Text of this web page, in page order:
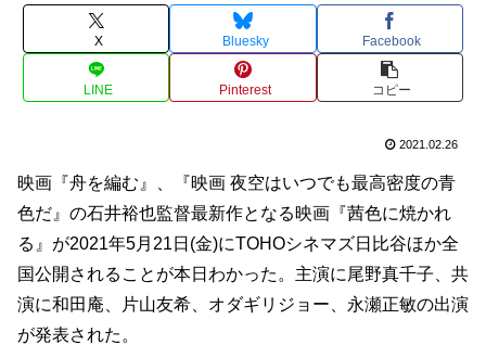
X Bluesky Facebook
LINE Pinterest コピー
2021.02.26
映画『舟を編む』、『映画 夜空はいつでも最高密度の青
色だ』の石井裕也監督最新作となる映画『茜色に焼かれ
る』が2021年5月21日(金)にTOHOシネマズ日比谷ほか全
国公開されることが本日わかった。主演に尾野真千子、共
演に和田庵、片山友希、オダギリジョー、永瀬正敏の出演
が発表された。